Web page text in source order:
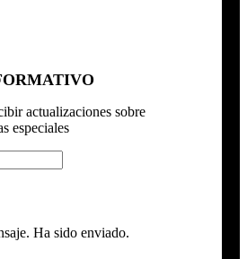
actualizaciones sobre
especiales
Ha sido enviado.